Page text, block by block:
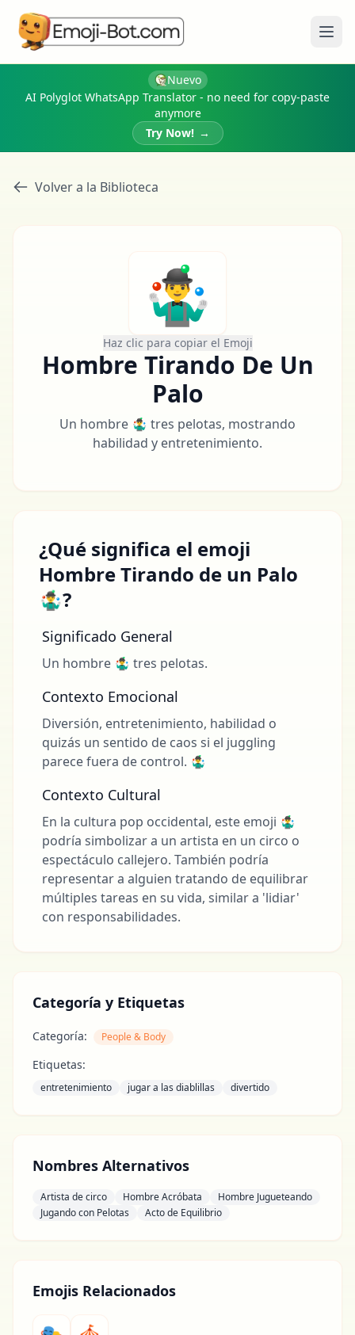
Nuevo
AI Polyglot WhatsApp Translator - no need for copy-paste
anymore
Try Now! →
Volver a la Biblioteca
🤹‍♂️
Haz clic para copiar el Emoji
Hombre Tirando De Un
Palo
Un hombre 🤹‍♂️ tres pelotas, mostrando
habilidad y entretenimiento.
¿Qué significa el emoji
Hombre Tirando de un Palo
🤹‍♂️?
Significado General
Un hombre 🤹‍♂️ tres pelotas.
Contexto Emocional
Diversión, entretenimiento, habilidad o
quizás un sentido de caos si el juggling
parece fuera de control. 🤹‍♂️
Contexto Cultural
En la cultura pop occidental, este emoji 🤹‍♂️
podría simbolizar a un artista en un circo o
espectáculo callejero. También podría
representar a alguien tratando de equilibrar
múltiples tareas en su vida, similar a 'lidiar'
con responsabilidades.
Categoría y Etiquetas
Categoría: People & Body
Etiquetas:
entretenimiento jugar a las diablillas divertido
Nombres Alternativos
Artista de circo Hombre Acróbata
Hombre Jugueteando
Jugando con Pelotas
Acto de Equilibrio
Emojis Relacionados